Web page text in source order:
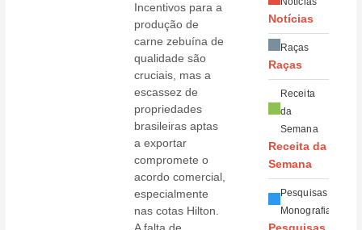
Incentivos para a
produção de
carne zebuína de
qualidade são
cruciais, mas a
escassez de
propriedades
brasileiras aptas
a exportar
compromete o
acordo comercial,
especialmente
nas cotas Hilton.
Notícias
Raças
Raças
Receita
da
Semana
Receita da
Semana
Pesquisas e
Monografias